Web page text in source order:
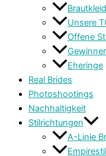
Unsere
Offene
Eheringe
Real Brides
Photoshootings
Nachhaltigkeit
Stilrichtungen
A-Linie
Empirestil